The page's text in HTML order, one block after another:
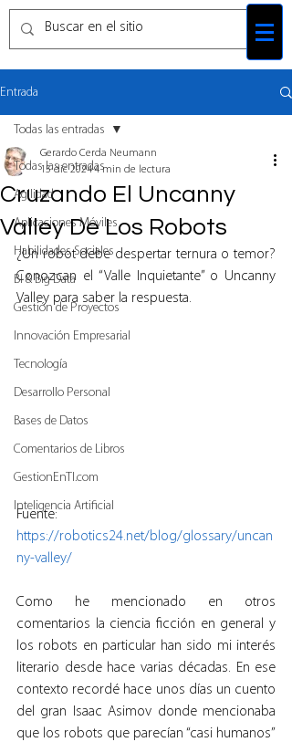
Entrada
Todas las entradas
Agilidad
Aplicaciones Móviles
Habilidades Sociales
BI & Big Data
Gestión de Proyectos
Innovación Empresarial
Tecnología
Desarrollo Personal
Bases de Datos
Comentarios de Libros
GestionEnTI.com
Inteligencia Artificial
Todas las entradas
Cruzando El Uncanny
Valley De Los Robots
Gerardo Cerda Neumann
15 dic 20244 min de lectura
¿Un robot debe despertar ternura o temor?
Conozcan el “Valle Inquietante” o Uncanny
Valley para saber la respuesta.
https://robotics24.net/blog/glossary/uncan
ny-valley/
Como he mencionado en otros
comentarios la ciencia ficción en general y
los robots en particular han sido mi interés
literario desde hace varias décadas. En ese
contexto recordé hace unos días un cuento
del gran Isaac Asimov donde mencionaba
que los robots que parecían “casi humanos”